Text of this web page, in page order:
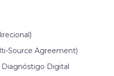
Source Agreement)
Digital